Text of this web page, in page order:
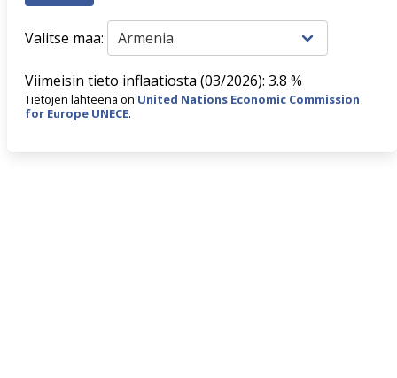
Valitse maa:
Viimeisin tieto inflaatiosta (03/2026): 3.8 %
Tietojen lähteenä on United Nations Economic Commission
for Europe UNECE.